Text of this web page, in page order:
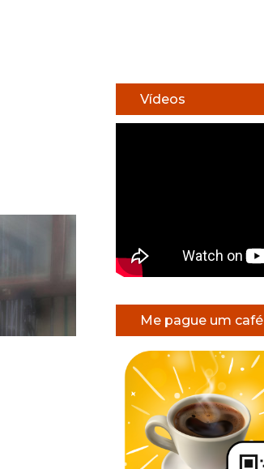
Vídeos
Me pague um café